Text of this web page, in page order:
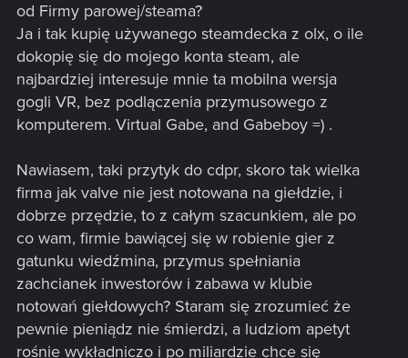
od Firmy parowej/steama?
Ja i tak kupię używanego steamdecka z olx, o ile
dokopię się do mojego konta steam, ale
najbardziej interesuje mnie ta mobilna wersja
gogli VR, bez podlączenia przymusowego z
komputerem. Virtual Gabe, and Gabeboy =) .
Nawiasem, taki przytyk do cdpr, skoro tak wielka
firma jak valve nie jest notowana na giełdzie, i
dobrze przędzie, to z całym szacunkiem, ale po
co wam, firmie bawiącej się w robienie gier z
gatunku wiedźmina, przymus spełniania
zachcianek inwestorów i zabawa w klubie
notowań giełdowych? Staram się zrozumieć że
pewnie pieniądz nie śmierdzi, a ludziom apetyt
rośnie wykładniczo i po miliardzie chce się